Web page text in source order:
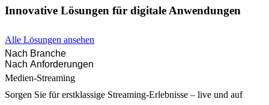
Innovative Lösungen für digitale Anwendungen
Alle Lösungen ansehen
Nach Branche
Nach Anforderungen
Medien-Streaming
Sorgen Sie für erstklassige Streaming-Erlebnisse – live und auf